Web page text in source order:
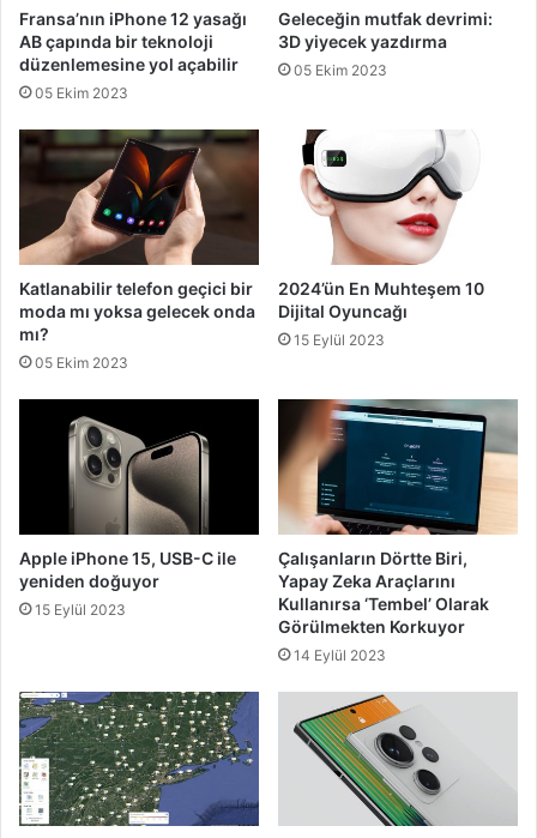
Fransa’nın iPhone 12 yasağı
AB çapında bir teknoloji
düzenlemesine yol açabilir
05 Ekim 2023
Geleceğin mutfak devrimi:
3D yiyecek yazdırma
05 Ekim 2023
Katlanabilir telefon geçici bir
moda mı yoksa gelecek onda
mı?
05 Ekim 2023
2024’ün En Muhteşem 10
Dijital Oyuncağı
15 Eylül 2023
Apple iPhone 15, USB-C ile
yeniden doğuyor
15 Eylül 2023
Çalışanların Dörtte Biri,
Yapay Zeka Araçlarını
Kullanırsa ‘Tembel’ Olarak
Görülmekten Korkuyor
14 Eylül 2023